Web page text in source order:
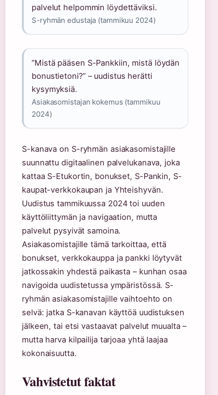
palvelut helpommin löydettäviksi.
S-ryhmän edustaja (tammikuu 2024)
”Mistä pääsen S-Pankkiin, mistä löydän
bonustietoni?” – uudistus herätti
kysymyksiä.
Asiakasomistajan kokemus (tammikuu
2024)
S-kanava on S-ryhmän asiakasomistajille
suunnattu digitaalinen palvelukanava, joka
kattaa S-Etukortin, bonukset, S-Pankin, S-
kaupat-verkkokaupan ja Yhteishyvän.
Uudistus tammikuussa 2024 toi uuden
käyttöliittymän ja navigaation, mutta
palvelut pysyivät samoina.
Asiakasomistajille tämä tarkoittaa, että
bonukset, verkkokauppa ja pankki löytyvät
jatkossakin yhdestä paikasta – kunhan osaa
navigoida uudistetussa ympäristössä. S-
ryhmän asiakasomistajille vaihtoehto on
selvä: jatka S-kanavan käyttöä uudistuksen
jälkeen, tai etsi vastaavat palvelut muualta –
mutta harva kilpailija tarjoaa yhtä laajaa
kokonaisuutta.
Vahvistetut faktat